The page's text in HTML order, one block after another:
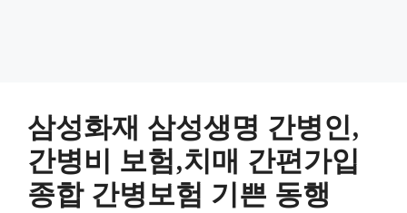
삼성화재 삼성생명 간병인,
간병비 보험,치매 간편가입
종합 간병보험 기쁜 동행